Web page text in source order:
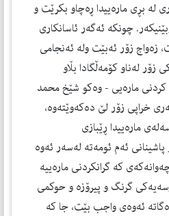
لە بڕی مارەییدا ڕەچاو بكرێت و
چونكە ئەگەر ئاسانكاری
زەواج زۆر ئەبێت ولە ئەنجامی
زۆر لەناو كۆمەڵگادا بڵاو
كردنی مارەیی - وەكو شێخ محمد
خراپی زۆر لێ دەكەوێتەوە،
مەسەلەی مارەییدا ڕێبازی
پاشینانی ئەم ئومەتە لەسەر ئەوە
كە گرانكردنی مارەییە
زەواج پرۆسەیەكی گرنگ و پیرۆزە و حوكمی
ئەوەی واجب بێت، جا كە